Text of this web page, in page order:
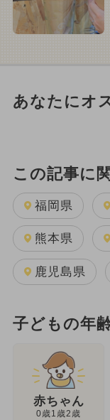
あなたにオ
この記事に
福岡県
熊本県
鹿児島県
子どもの年
赤ちゃん
0歳1歳2歳